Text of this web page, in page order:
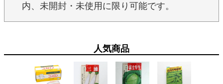
内、未開封・未使用に限り可能です。
人気商品